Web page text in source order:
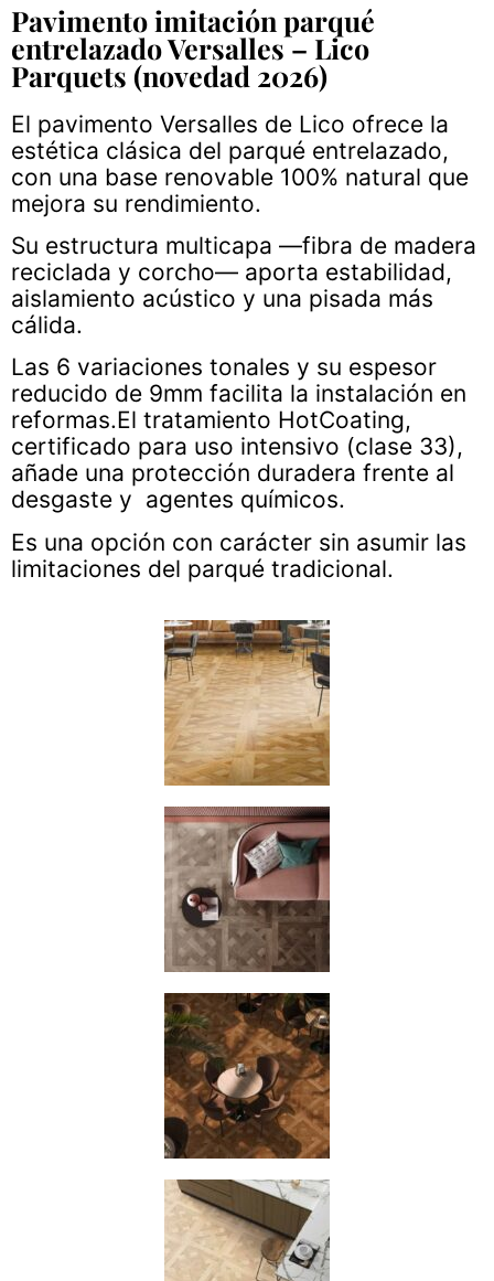
Pavimento imitación parqué
entrelazado Versalles – Lico
Parquets (novedad 2026)
El pavimento Versalles de Lico ofrece la
estética clásica del parqué entrelazado,
con una base renovable 100% natural que
mejora su rendimiento.
Su estructura multicapa —fibra de madera
reciclada y corcho— aporta estabilidad,
aislamiento acústico y una pisada más
cálida.
Las 6 variaciones tonales y su espesor
reducido de 9mm facilita la instalación en
reformas.El tratamiento HotCoating,
certificado para uso intensivo (clase 33),
añade una protección duradera frente al
desgaste y agentes químicos.
Es una opción con carácter sin asumir las
limitaciones del parqué tradicional.